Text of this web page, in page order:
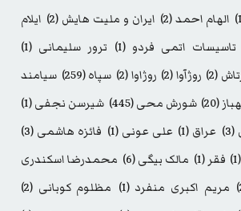
الهام احمد(2) ایران و ملیت هایش (2)
ایلام
تاسیسات اتمی فردو (1) ترور سلیمانی (1)
(2) روژآوا(2) روژاوا(2) سپاه(259)
سیامند
(20) شورش محی(445) شیرسن نجفی(1)
(3) عراق (1) علی عونی (1) فائزه هاشمی (3)
(1) فقر (1) مالک بیگی(6)
محمدرضا اسکندری
مریم اکبری منفرد (1) مظلوم کوبانی (2)